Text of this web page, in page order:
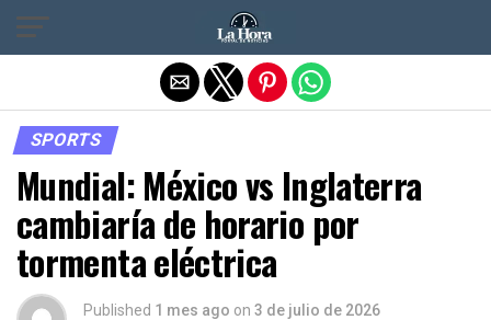
SPORTS
Mundial: México vs Inglaterra
cambiaría de horario por
tormenta eléctrica
Published 1 mes ago on 3 de julio de 2026
Salir de la versión móvil